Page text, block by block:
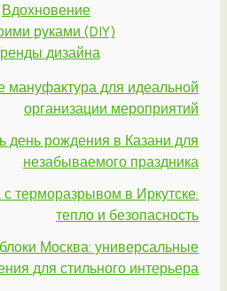
Вдохновение
руками (DIY)
дизайна
мануфактура для идеальной
организации мероприятий
день рождения в Казани для
незабываемого праздника
терморазрывом в Иркутске:
тепло и безопасность
Москва: универсальные
для стильного интерьера